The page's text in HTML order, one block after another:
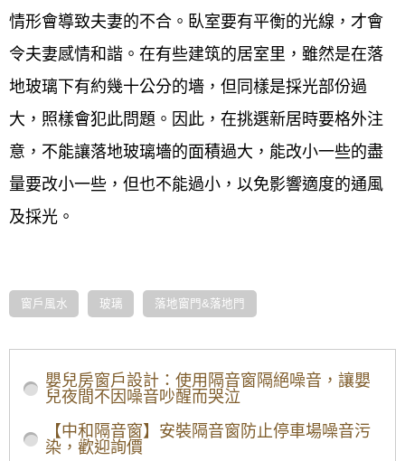
情形會導致夫妻的不合。臥室要有平衡的光線，才會
令夫妻感情和諧。在有些建筑的居室里，雖然是在落
地玻璃下有約幾十公分的墻，但同樣是採光部份過
大，照樣會犯此問題。因此，在挑選新居時要格外注
意，不能讓落地玻璃墻的面積過大，能改小一些的盡
量要改小一些，但也不能過小，以免影響適度的通風
及採光。
/other/nmjvj28
窗戶風水 玻璃 落地窗門&落地門
嬰兒房窗戶設計：使用隔音窗隔絕噪音，讓嬰
兒夜間不因噪音吵醒而哭泣
【中和隔音窗】安裝隔音窗防止停車場噪音污
染，歡迎詢價